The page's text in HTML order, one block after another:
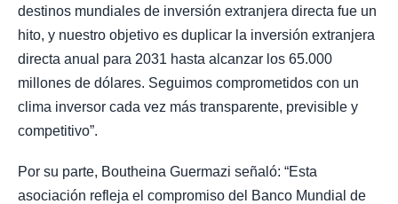
destinos mundiales de inversión extranjera directa fue un
hito, y nuestro objetivo es duplicar la inversión extranjera
directa anual para 2031 hasta alcanzar los 65.000
millones de dólares. Seguimos comprometidos con un
clima inversor cada vez más transparente, previsible y
competitivo”.
Por su parte, Boutheina Guermazi señaló: “Esta
asociación refleja el compromiso del Banco Mundial de